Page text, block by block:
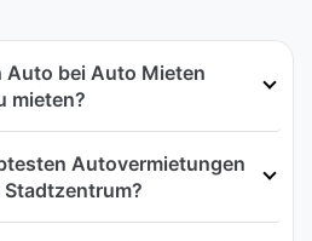
Auto bei Auto Mieten
mieten?
Autovermietungen